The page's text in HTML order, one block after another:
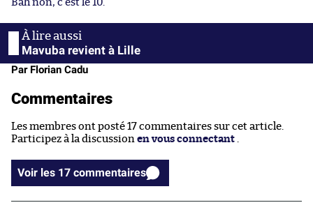
Bah non, c’est le 10.
Mavuba revient à Lille
Par Florian Cadu
Commentaires
Les membres ont posté 17 commentaires sur cet article.
Participez à la discussion en vous connectant
Voir les 17 commentaires